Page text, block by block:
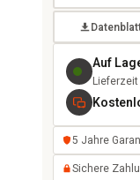
Auf
5 Jahre
Sichere